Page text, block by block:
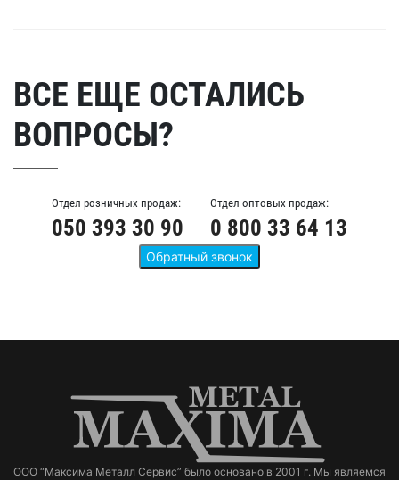
ВСЕ ЕЩЕ ОСТАЛИСЬ
ВОПРОСЫ?
Отдел розничных продаж:
050 393 30 90
Отдел оптовых продаж:
0 800 33 64 13
ООО “Максима Металл Сервис” было основано в 2001 г. Мы являемся